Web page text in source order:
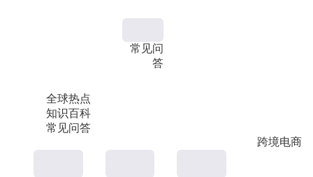
全球热点
知识百科
常见问答
常见问
答
跨境电商